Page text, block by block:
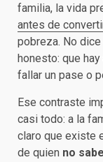
familia, la vida
antes de
pobreza. No
honesto: que hay
fallar un pase o
Ese contraste
casi todo: a la
claro que existe
de quien no